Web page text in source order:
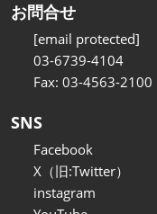
お問合せ
[email protected]
03-6739-4104
Fax: 03-4563-2100
SNS
Facebook
X（旧:Twitter）
instagram